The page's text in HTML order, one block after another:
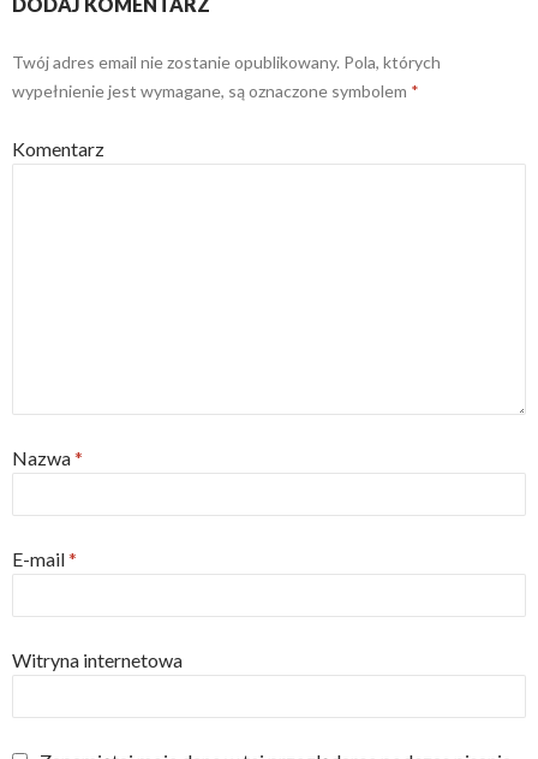
Twój adres email nie zostanie opublikowany. Pola, których
wypełnienie jest wymagane, są oznaczone symbolem *
Komentarz
Nazwa*
E-mail*
Witryna internetowa